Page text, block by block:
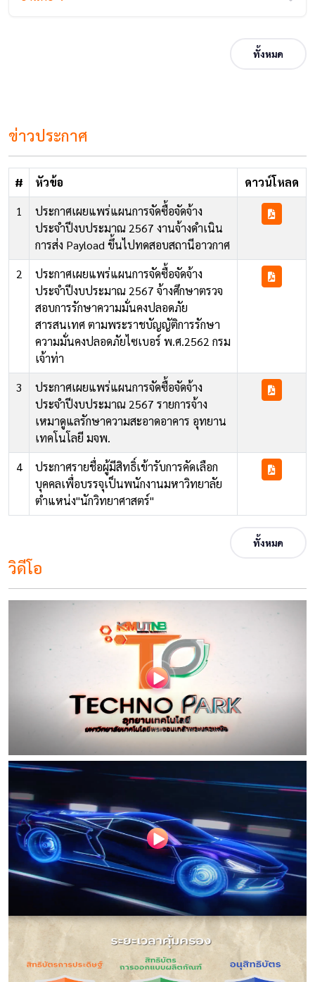
ทั้งหมด
ข่าวประกาศ
# หัวข้อ
ดาวน์โหลด
1
ประกาศเผยแพร่แผนการจัดซื้อจัดจ้าง
ประจำปีงบประมาณ 2567 งานจ้างดำเนิน
การส่ง Payload ขึ้นไปทดสอบสถานีอาวกาศ
2
ประกาศเผยแพร่แผนการจัดซื้อจัดจ้าง
ประจำปีงบประมาณ 2567 จ้างศึกษาตรวจ
สอบการรักษาความมั่นคงปลอดภัย
สารสนเทศ ตามพระราชบัญญัติการรักษา
ความมั่นคงปลอดภัยไซเบอร์ พ.ศ.2562 กรม
เจ้าท่า
3
ประกาศเผยแพร่แผนการจัดซื้อจัดจ้าง
ประจำปีงบประมาณ 2567 รายการจ้าง
เหมาดูแลรักษาความสะอาดอาคาร อุทยาน
เทคโนโลยี มจพ.
4
ประกาศรายชื่อผู้มีสิทธิ์เข้ารับการคัดเลือก
บุคคลเพื่อบรรจุเป็นพนักงานมหาวิทยาลัย
ตำแหน่ง"นักวิทยาศาสตร์"
ทั้งหมด
วิดีโอ